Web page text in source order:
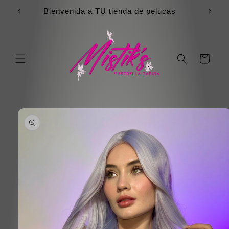
directamenteBienvenida a TU tienda de pelucas
Carrito
directamente
información
del producto